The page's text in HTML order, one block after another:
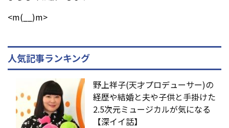
<m(__)m>
人気記事ランキング
野上祥子(天才プロデューサー)の
経歴や結婚と夫や子供と手掛けた
2.5次元ミュージカルが気になる
【深イイ話】